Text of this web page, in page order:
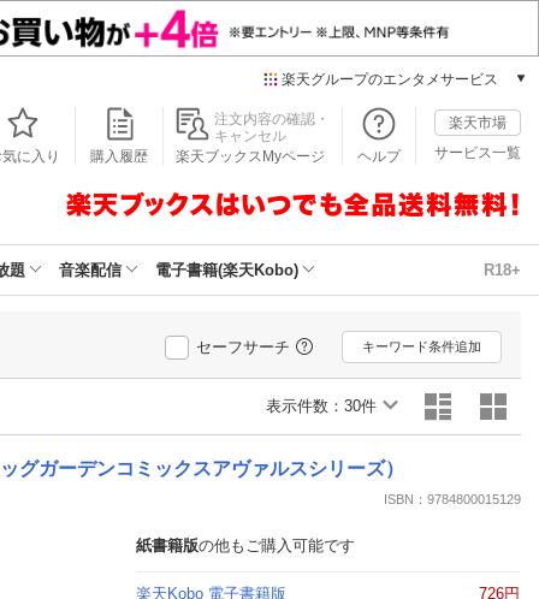
楽天グループのエンタメサービス
本/ゲーム/CD/DVD
楽天ブックス
楽天Kobo
動画配信
楽天TV
動画配信ガイド
無料テレビ
Rチャンネル
楽天チケット
気に入り 購入履歴
注文内容の確認・
キャンセル
楽天ブックスMyページ
ヘルプ
楽天市場
サービス一覧
題 音楽配信 電子書籍(楽天Kobo) R18+
セーフサーチ キーワード条件追加
表示件数： 30件
グガーデンコミックスアヴァルスシリーズ）
ISBN：9784800015129
紙書籍版の他もご購入可能です
楽天Kobo 電子書籍版 726円